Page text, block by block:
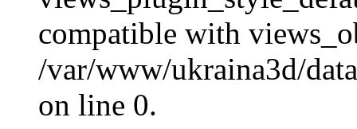
compatible with
/var/www/ukraina3d/
on line 0.